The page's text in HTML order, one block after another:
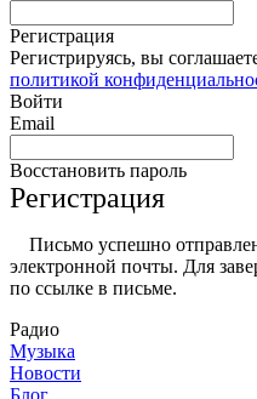
Регистрация
Регистрируясь, вы
политикой
Войти
Email
Восстановить пароль
Регистрация
Письмо успешно
электронной почты. Для
по ссылке в письме.
Радио
Музыка
Новости
Блог